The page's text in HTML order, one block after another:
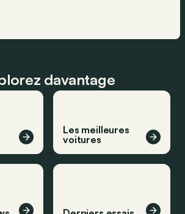
davantage
Les meilleures
voitures